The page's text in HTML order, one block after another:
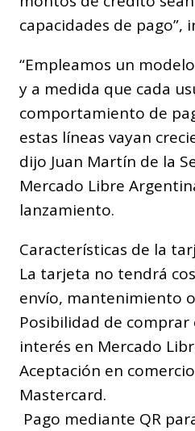
capacidades de pago”,
“Empleamos un
y a medida que cada
comportamiento de
estas líneas vayan
dijo Juan Martín de la
Mercado Libre
lanzamiento.
Características de la
La tarjeta no tendrá
envío, mantenimiento
Posibilidad de
interés en Mercado
Aceptación en
Mastercard.
Pago mediante QR